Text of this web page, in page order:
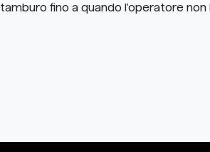
fino a quando l'operatore non